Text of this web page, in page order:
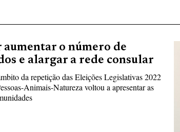
aumentar o número de
e alargar a rede consular
da repetição das Eleições Legislativas 2022
Animais-Natureza voltou a apresentar as